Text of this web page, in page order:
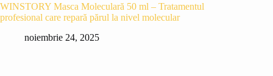
WINSTORY Masca Moleculară 50 ml – Tratamentul
profesional care repară părul la nivel molecular
noiembrie 24, 2025